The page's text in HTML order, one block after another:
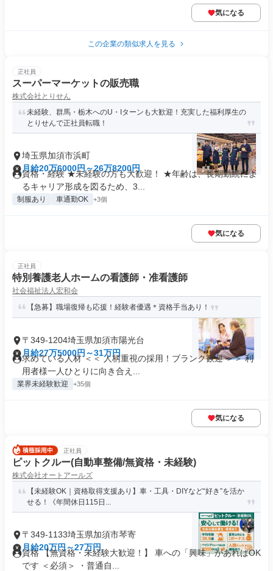
気になる
この企業の類似求人を見る
正社員
スーパーマーケットの販売職
株式会社とりせん
未経験、群馬・栃木へのU・Iターンも大歓迎！充実した福利厚生の
とりせんで正社員転職！
埼玉県加須市浜町
月給20万6000円～26万8200円
資格・経験 ★未経験の方も大歓迎！ ★年齢は、長期勤続によ
るキャリア形成を図るため、3...
制服あり 車通勤OK +3個
気になる
正社員
特別養護老人ホームの看護師・准看護師
社会福祉法人宏和会
【急募】職場復帰も応援！経験者優遇＊資格手当あり！
〒349-1204埼玉県加須市陽光台
月給27万5000円～31万円
求めている人材 ＜＜ 人柄重視の採用！ブランク歓迎 ＞＞ 利
用者様一人ひとりに向き合え...
業界未経験歓迎 +35個
気になる
正社員
ピットクルー(自動車整備/無資格・未経験)
株式会社オートアールズ
【未経験OK｜資格取得支援あり】車・工具・DIYなど“好き”を活か
せる！《年間休日115日...
〒349-1133埼玉県加須市琴寄
月給20万円～27万円
資格 【無資格・未経験大歓迎！】 車への「興味」があればOK
です ＜必須＞ ・普通自...